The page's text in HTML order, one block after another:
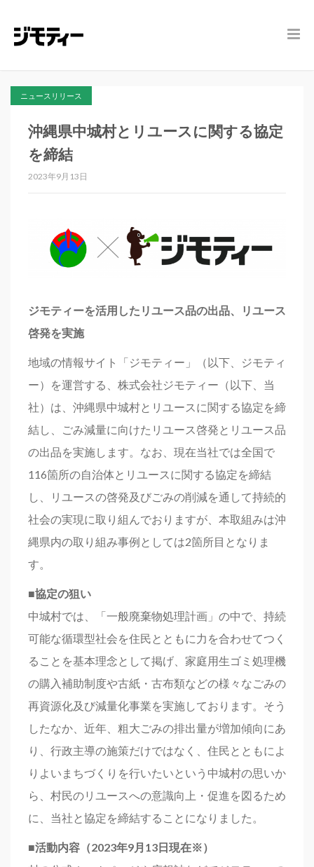
ニュースリリース
沖縄県中城村とリユースに関する協定
を締結
2023年9月13日
ジモティーを活用したリユース品の出品、リユース
啓発を実施
地域の情報サイト「ジモティー」（以下、ジモティ
ー）を運営する、株式会社ジモティー（以下、当
社）は、沖縄県中城村とリユースに関する協定を締
結し、ごみ減量に向けたリユース啓発とリユース品
の出品を実施します。なお、現在当社では全国で
116箇所の自治体とリユースに関する協定を締結
し、リユースの啓発及びごみの削減を通して持続的
社会の実現に取り組んでおりますが、本取組みは沖
縄県内の取り組み事例としては2箇所目となりま
す。
■協定の狙い
中城村では、「一般廃棄物処理計画」の中で、持続
可能な循環型社会を住民とともに力を合わせてつく
ることを基本理念として掲げ、家庭用生ゴミ処理機
の購入補助制度や古紙・古布類などの様々なごみの
再資源化及び減量化事業を実施しております。そう
したなか、近年、粗大ごみの排出量が増加傾向にあ
り、行政主導の施策だけではなく、住民とともによ
りよいまちづくりを行いたいという中城村の思いか
ら、村民のリユースへの意識向上・促進を図るため
に、当社と協定を締結することになりました。
■活動内容（2023年9月13日現在※）